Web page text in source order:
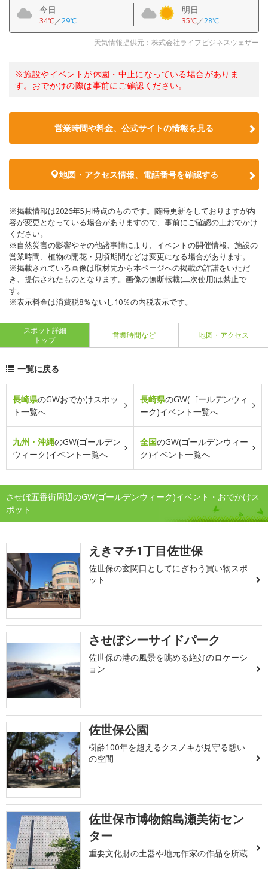
今日
34℃／29℃
明日
35℃／28℃
天気情報提供元：株式会社ライフビジネスウェザー
※施設やイベントが休園・中止になっている場合がありま
す。おでかけの際は事前にご確認ください。
営業時間や料金、公式サイトの情報を見る
地図・アクセス情報、電話番号を確認する
※掲載情報は2026年5月時点のものです。随時更新をしておりますが内
容が変更となっている場合がありますので、事前にご確認の上おでかけ
ください。
※自然災害の影響やその他諸事情により、イベントの開催情報、施設の
営業時間、植物の開花・見頃期間などは変更になる場合があります。
※掲載されている画像は取材先から本ページへの掲載の許諾をいただ
き、提供されたものとなります。画像の無断転載(二次使用)は禁止で
す。
※表示料金は消費税8％ないし10％の内税表示です。
スポット詳細
トップ
営業時間など 地図・アクセス
一覧に戻る
長崎県のGWおでかけスポッ
ト一覧へ
長崎県のGW(ゴールデンウィ
ーク)イベント一覧へ
九州・沖縄のGW(ゴールデン
ウィーク)イベント一覧へ
全国のGW(ゴールデンウィー
ク)イベント一覧へ
させぼ五番街周辺のGW(ゴールデンウィーク)イベント・おでかけス
ポット
えきマチ1丁目佐世保
佐世保の玄関口としてにぎわう買い物スポ
ット
させぼシーサイドパーク
佐世保の港の風景を眺める絶好のロケーシ
ョン
佐世保公園
樹齢100年を超えるクスノキが見守る憩い
の空間
佐世保市博物館島瀬美術セン
ター
重要文化財の土器や地元作家の作品を所蔵